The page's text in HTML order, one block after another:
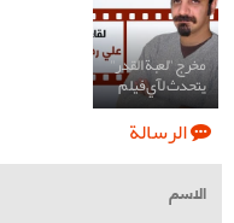
مخرج "لعبة القدر"
يتحدث لآي فيلم
الرسالة